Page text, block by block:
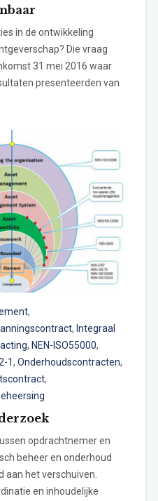
in de ontwikkeling
Die vraag
31 mei 2016 waar
presenteerden van
,
, Integraal
, NEN-ISO55000,
1, Onderhoudscontracten,
,
opdrachtnemer en
beheer en onderhoud
aan het verschuiven.
en inhoudelijke